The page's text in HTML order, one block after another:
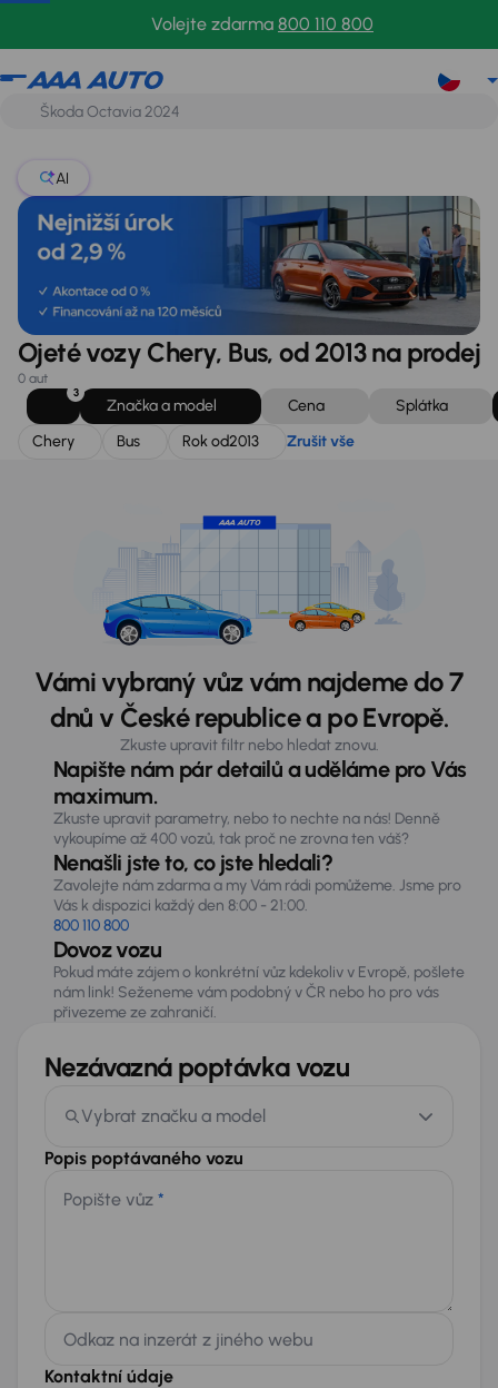
Volejte zdarma 800 110 800
Chery
AI
Ojeté vozy Chery, Bus, od 2013 na prodej
0 aut
3
Značka a model Cena
Splátka
Chery
Bus Rok od2013 Zrušit vše
Vámi vybraný vůz vám najdeme do 7
dnů v České republice a po Evropě.
Zkuste upravit filtr nebo hledat znovu.
Napište nám pár detailů a uděláme pro Vás
maximum.
Zkuste upravit parametry, nebo to nechte na nás! Denně
vykoupíme až 400 vozů, tak proč ne zrovna ten váš?
Nenašli jste to, co jste hledali?
Zavolejte nám zdarma a my Vám rádi pomůžeme. Jsme pro
Vás k dispozici každý den 8:00 - 21:00.
800 110 800
Dovoz vozu
Pokud máte zájem o konkrétní vůz kdekoliv v Evropě, pošlete
nám link! Seženeme vám podobný v ČR nebo ho pro vás
přivezeme ze zahraničí.
Nezávazná poptávka vozu
Vybrat značku a model
Popis poptávaného vozu
Popište vůz *
Odkaz na inzerát z jiného webu
Kontaktní údaje